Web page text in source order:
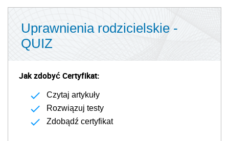
Uprawnienia rodzicielskie -
QUIZ
Jak zdobyć Certyfikat:
Czytaj artykuły
Rozwiązuj testy
Zdobądź certyfikat